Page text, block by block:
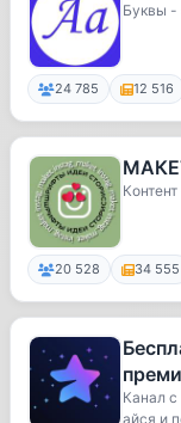
Буквы
24 785 12 516
20 528 34 555
Канал
айся и